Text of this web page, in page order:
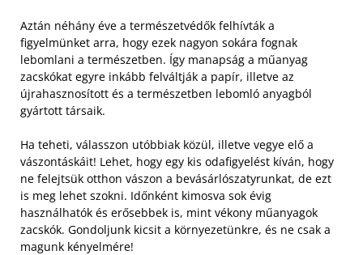
Aztán néhány éve a természetvédők felhívták a
figyelmünket arra, hogy ezek nagyon sokára fognak
lebomlani a természetben. Így manapság a műanyag
zacskókat egyre inkább felváltják a papír, illetve az
újrahasznosított és a természetben lebomló anyagból
gyártott társaik.
Ha teheti, válasszon utóbbiak közül, illetve vegye elő a
vászontáskáit! Lehet, hogy egy kis odafigyelést kíván, hogy
ne felejtsük otthon vászon a bevásárlószatyrunkat, de ezt
is meg lehet szokni. Időnként kimosva sok évig
használhatók és erősebbek is, mint vékony műanyagok
zacskók. Gondoljunk kicsit a környezetünkre, és ne csak a
magunk kényelmére!